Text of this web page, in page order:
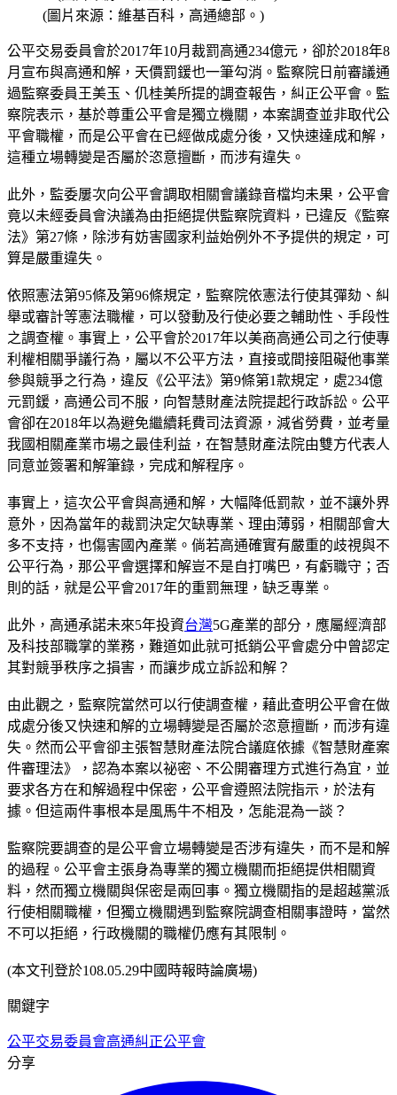
(圖片來源：維基百科，高通總部。)
公平交易委員會於2017年10月裁罰高通234億元，卻於2018年8
月宣布與高通和解，天價罰鍰也一筆勾消。監察院日前審議通
過監察委員王美玉、仉桂美所提的調查報告，糾正公平會。監
察院表示，基於尊重公平會是獨立機關，本案調查並非取代公
平會職權，而是公平會在已經做成處分後，又快速達成和解，
這種立場轉變是否屬於恣意擅斷，而涉有違失。
此外，監委屢次向公平會調取相關會議錄音檔均未果，公平會
竟以未經委員會決議為由拒絕提供監察院資料，已違反《監察
法》第27條，除涉有妨害國家利益始例外不予提供的規定，可
算是嚴重違失。
依照憲法第95條及第96條規定，監察院依憲法行使其彈劾、糾
舉或審計等憲法職權，可以發動及行使必要之輔助性、手段性
之調查權。事實上，公平會於2017年以美商高通公司之行使專
利權相關爭議行為，屬以不公平方法，直接或間接阻礙他事業
參與競爭之行為，違反《公平法》第9條第1款規定，處234億
元罰鍰，高通公司不服，向智慧財產法院提起行政訴訟。公平
會卻在2018年以為避免繼續耗費司法資源，減省勞費，並考量
我國相關產業市場之最佳利益，在智慧財產法院由雙方代表人
同意並簽署和解筆錄，完成和解程序。
事實上，這次公平會與高通和解，大幅降低罰款，並不讓外界
意外，因為當年的裁罰決定欠缺專業、理由薄弱，相關部會大
多不支持，也傷害國內產業。倘若高通確實有嚴重的歧視與不
公平行為，那公平會選擇和解豈不是自打嘴巴，有虧職守；否
則的話，就是公平會2017年的重罰無理，缺乏專業。
此外，高通承諾未來5年投資台灣5G產業的部分，應屬經濟部
及科技部職掌的業務，難道如此就可抵銷公平會處分中曾認定
其對競爭秩序之損害，而讓步成立訴訟和解？
由此觀之，監察院當然可以行使調查權，藉此查明公平會在做
成處分後又快速和解的立場轉變是否屬於恣意擅斷，而涉有違
失。然而公平會卻主張智慧財產法院合議庭依據《智慧財產案
件審理法》，認為本案以祕密、不公開審理方式進行為宜，並
要求各方在和解過程中保密，公平會遵照法院指示，於法有
據。但這兩件事根本是風馬牛不相及，怎能混為一談？
監察院要調查的是公平會立場轉變是否涉有違失，而不是和解
的過程。公平會主張身為專業的獨立機關而拒絕提供相關資
料，然而獨立機關與保密是兩回事。獨立機關指的是超越黨派
行使相關職權，但獨立機關遇到監察院調查相關事證時，當然
不可以拒絕，行政機關的職權仍應有其限制。
(本文刊登於108.05.29中國時報時論廣場)
關鍵字
公平交易委員會高通糾正公平會
分享